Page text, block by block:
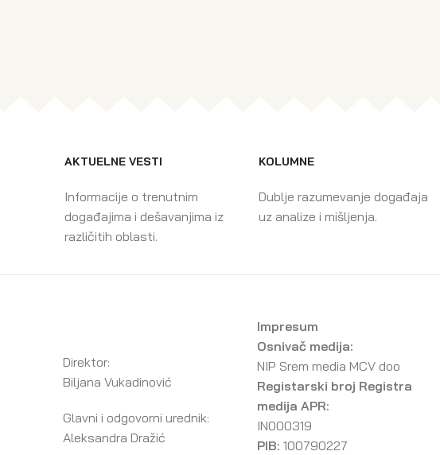
AKTUELNE VESTI
Informacije o trenutnim
događajima i dešavanjima iz
različitih oblasti.
KOLUMNE
Dublje razumevanje događaja
uz analize i mišljenja.
Direktor:
Biljana Vukadinović
Glavni i odgovorni urednik:
Aleksandra Dražić
Impresum
Osnivač medija:
NIP Srem media MCV doo
Registarski broj Registra
medija APR:
IN000319
PIB: 100790227